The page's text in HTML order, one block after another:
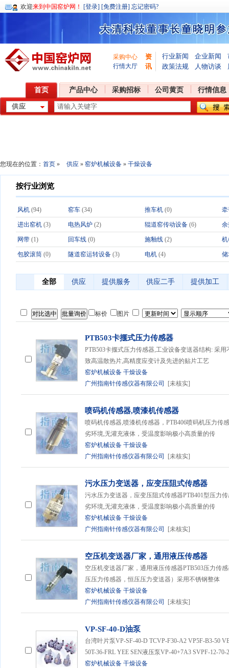
欢迎来到中国窑炉网！ [登录] [免费注册] 忘记密码?
采购中心
行情大厅
资
讯
行业新闻 企业新闻
政策法规
人物访谈
首页 产品中心 采购招标 公司黄页 行情信息
您现在的位置： 首页 » 供应 » 窑炉机械设备 » 干燥设备
按行业浏览
风机 (94) 窑车 (34) 推车机 (0)
进出窑机 (3) 电热风炉 (2) 辊道窑传动设备 (6)
网带 (1) 回车线 (0) 施釉线 (2)
包胶滚筒 (0) 隧道窑运转设备 (3) 电机 (4)
全部 供应 提供服务 供应二手 提供加工
标价 图片
PTB503卡揠式压力传感器
PTB503卡揠式压力传感器,工业设备变送器结构: 采
致高温散热片,高精度应变计及先进的贴片工艺
窑炉机械设备 干燥设备
广州指南针传感仪器有限公司
[未核实]
喷码机传感器,喷漆机传感器
喷码机传感器,喷漆机传感器，PTB406喷码机压力传
劣环境,无灌充液体，受温度影响极小高质量的传
窑炉机械设备 干燥设备
广州指南针传感仪器有限公司
[未核实]
污水压力变送器，应变压阻式传感器
污水压力变送器，应变压阻式传感器PTB401型压力
劣环境,无灌充液体，受温度影响极小高质量的传
窑炉机械设备 干燥设备
广州指南针传感仪器有限公司
[未核实]
空压机变送器厂家，通用液压传感器
空压机变送器厂家，通用液压传感器PTB503压力传
压压力传感器，恒压压力变送器）采用不锈钢整体
窑炉机械设备 干燥设备
广州指南针传感仪器有限公司
[未核实]
VP-SF-40-D油泵
台湾叶片泵VP-SF-40-D TCVP-F30-A2 VP5F-B3-50
50T-36-FRL YEE SEN液压泵VP-40+7A3 SVPF-12-70-2
窑炉机械设备 干燥设备